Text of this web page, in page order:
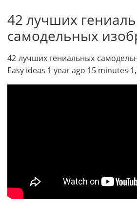
42 лучших
самодельных
42 лучших гениальных
Easy ideas 1 year ago 15 minutes